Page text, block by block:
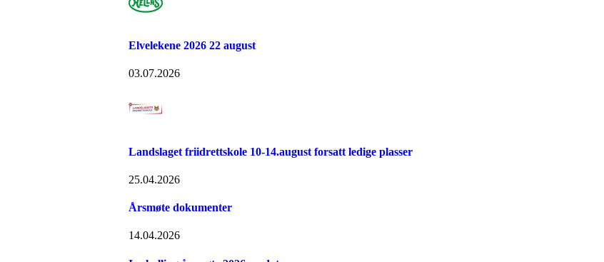
Elvelekene 2026 22 august
03.07.2026
Landslaget friidrettskole 10-14.august forsatt ledige plasser
25.04.2026
Årsmøte dokumenter
14.04.2026